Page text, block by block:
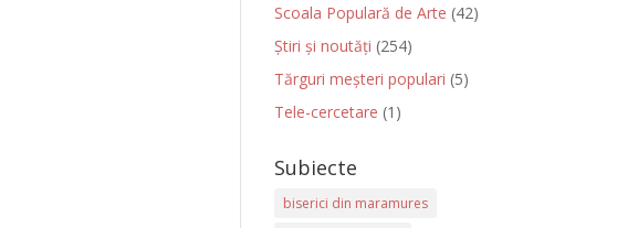
Scoala Populară de Arte (42)
Știri și noutăți (254)
Tărguri meșteri populari (5)
Tele-cercetare (1)
Subiecte
biserici din maramures